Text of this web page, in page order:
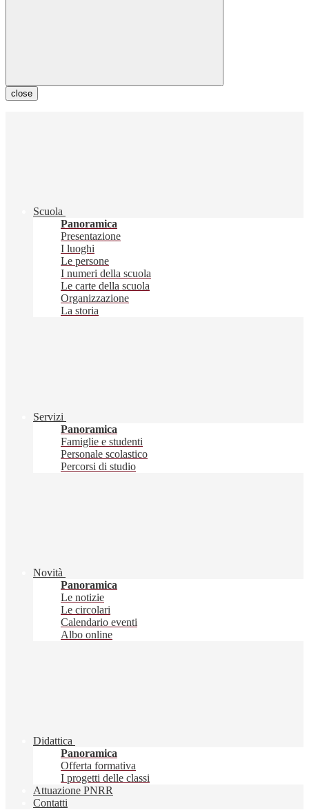
close
Scuola
Panoramica
Presentazione
I luoghi
Le persone
I numeri della scuola
Le carte della scuola
Organizzazione
La storia
Servizi
Panoramica
Famiglie e studenti
Personale scolastico
Percorsi di studio
Novità
Panoramica
Le notizie
Le circolari
Calendario eventi
Albo online
Didattica
Panoramica
Offerta formativa
I progetti delle classi
Attuazione PNRR
Contatti